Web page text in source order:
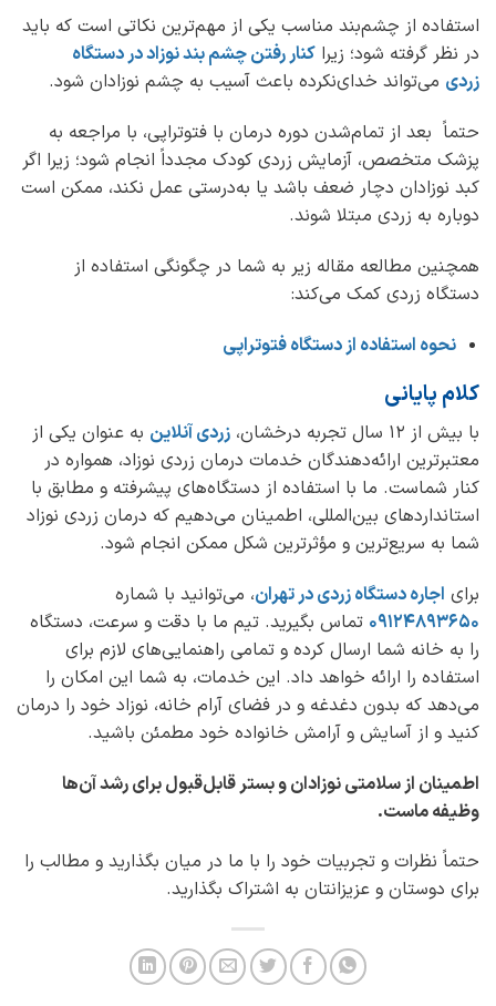
استفاده از چشم‌بند مناسب یکی از مهم‌ترین نکاتی است که باید
در نظر گرفته شود؛ زیرا کنار رفتن چشم بند نوزاد در دستگاه
زردی می‌تواند خدای‌نکرده باعث آسیب به چشم نوزادان شود.
حتماً بعد از تمام‌شدن دوره درمان با فتوتراپی، با مراجعه به
پزشک متخصص، آزمایش زردی کودک مجدداً انجام شود؛ زیرا اگر
کبد نوزادان دچار ضعف باشد یا به‌درستی عمل نکند، ممکن است
دوباره به زردی مبتلا شوند.
همچنین مطالعه مقاله زیر به شما در چگونگی استفاده از
دستگاه زردی کمک می‌کند:
نحوه استفاده از دستگاه فتوتراپی
کلام پایانی
با بیش از 12 سال تجربه درخشان، زردی آنلاین به عنوان یکی از
معتبرترین ارائه‌دهندگان خدمات درمان زردی نوزاد، همواره در
کنار شماست. ما با استفاده از دستگاه‌های پیشرفته و مطابق با
استانداردهای بین‌المللی، اطمینان می‌دهیم که درمان زردی نوزاد
شما به سریع‌ترین و مؤثرترین شکل ممکن انجام شود.
برای اجاره دستگاه زردی در تهران، می‌توانید با شماره
09124893650 تماس بگیرید. تیم ما با دقت و سرعت، دستگاه
را به خانه شما ارسال کرده و تمامی راهنمایی‌های لازم برای
استفاده را ارائه خواهد داد. این خدمات، به شما این امکان را
می‌دهد که بدون دغدغه و در فضای آرام خانه، نوزاد خود را درمان
کنید و از آسایش و آرامش خانواده خود مطمئن باشید.
اطمینان از سلامتی نوزادان و بستر قابل‌قبول برای رشد آن‌ها
وظیفه ماست.
حتماً نظرات و تجربیات خود را با ما در میان بگذارید و مطالب را
برای دوستان و عزیزانتان به اشتراک بگذارید.